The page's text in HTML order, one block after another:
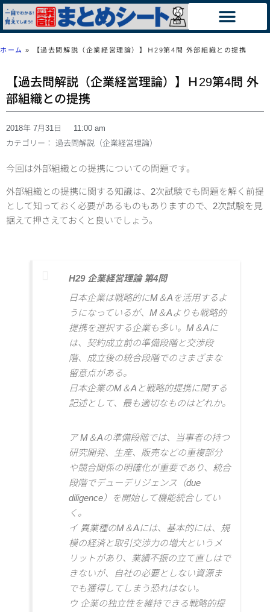
ホーム » 【過去問解説（企業経営理論）】Ｈ29第4問 外部組織との提携
【過去問解説（企業経営理論）】Ｈ29第4問 外
部組織との提携
2018年 7月31日
11:00 am
カテゴリー： 過去問解説（企業経営理論）
今回は外部組織との提携についての問題です。
外部組織との提携に関する知識は、2次試験でも問題を解く前提
として知っておく必要があるものもありますので、2次試験を見
据えて押さえておくと良いでしょう。
H29 企業経営理論 第4問
日本企業は戦略的にM＆Aを活用するよ
うになっているが、M＆Aよりも戦略的
提携を選択する企業も多い。M＆Aに
は、契約成立前の準備段階と交渉段
階、成立後の統合段階でのさまざまな
留意点がある。
日本企業のM＆Aと戦略的提携に関する
記述として、最も適切なものはどれか。
ア M＆Aの準備段階では、当事者の持つ
研究開発、生産、販売などの重複部分
や競合関係の明確化が重要であり、統合
段階でデューデリジェンス（due
diligence）を開始して機能統合してい
く。
イ 異業種のM＆Aには、基本的には、規
模の経済と取引交渉力の増大というメ
リットがあり、業績不振の立て直しはで
きないが、自社の必要としない資源ま
でも獲得してしまう恐れはない。
ウ 企業の独立性を維持できる戦略的提